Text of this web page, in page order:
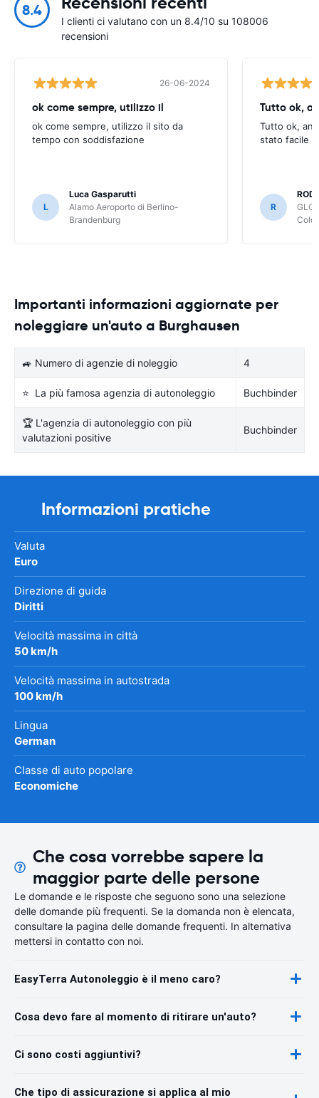
8.4
I clienti ci valutano con un 8.4/10 su 108006
recensioni
26-06-2024
ok come sempre, utilizzo il
ok come sempre, utilizzo il sito da
tempo con soddisfazione
L
Luca Gasparutti
Alamo Aeroporto di Berlino-
Brandenburg
Tutto ok,
Tutto ok,
stato facile
R
Importanti informazioni aggiornate per
noleggiare un'auto a Burghausen
🚙 Numero di agenzie di noleggio 4
⭐ La più famosa agenzia di autonoleggio Buchbinder
🏆 L'agenzia di autonoleggio con più
valutazioni positive
Buchbinder
Informazioni pratiche
Valuta
Euro
Direzione di guida
Diritti
Velocità massima in città
50 km/h
Velocità massima in autostrada
100 km/h
Lingua
German
Classe di auto popolare
Economiche
Che cosa vorrebbe sapere la
maggior parte delle persone
Le domande e le risposte che seguono sono una selezione
delle domande più frequenti. Se la domanda non è elencata,
consultare la pagina delle domande frequenti. In alternativa
mettersi in contatto con noi.
EasyTerra Autonoleggio è il meno caro?
Cosa devo fare al momento di ritirare un'auto?
Ci sono costi aggiuntivi?
Che tipo di assicurazione si applica al mio